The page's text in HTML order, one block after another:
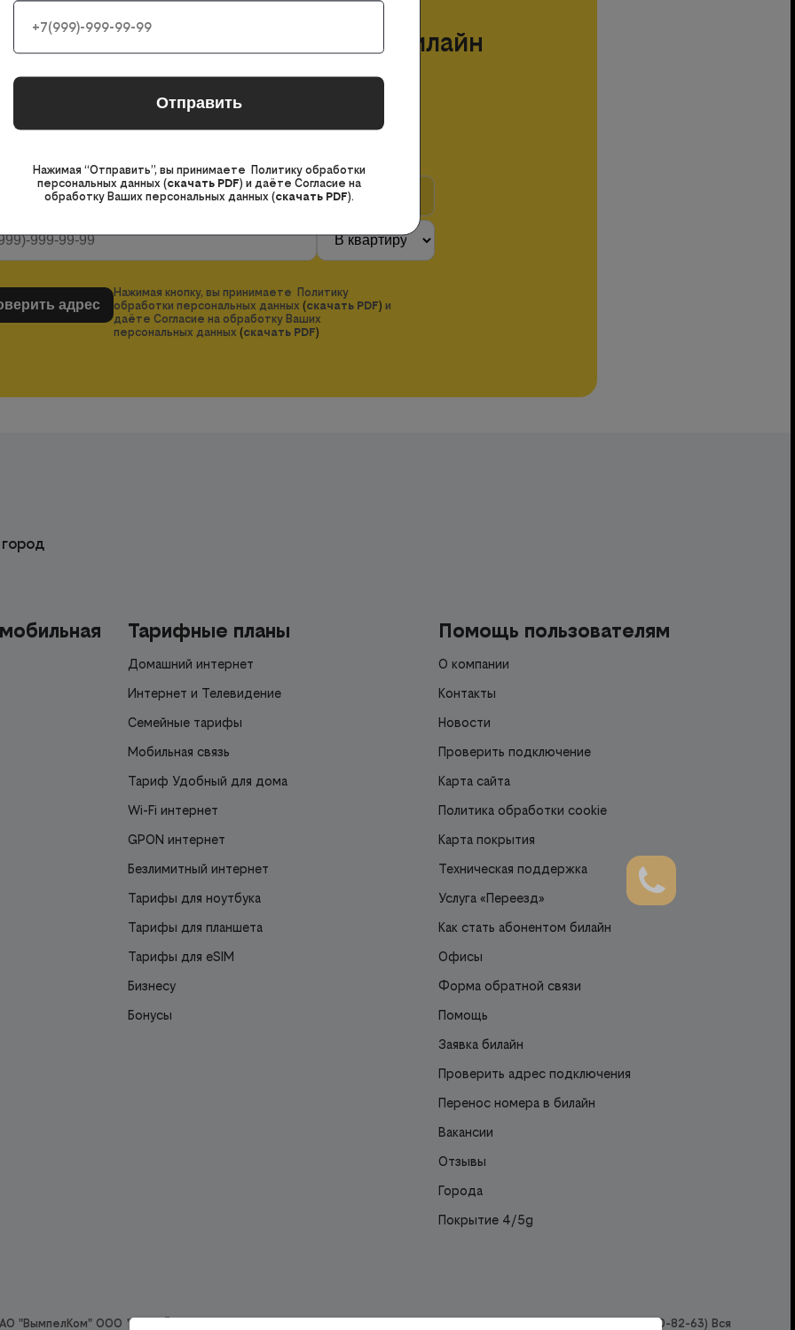
возможность подключения билайн
адресу в России
Нажимая кнопку, вы принимаете Политику
обработки персональных данных (скачать PDF) и
даёте Согласие на обработку Ваших
персональных данных (скачать PDF)
Тарифные планы
Домашний интернет
Интернет и Телевидение
Семейные тарифы
Мобильная связь
Тариф Удобный для дома
Wi-Fi интернет
GPON интернет
Безлимитный интернет
Тарифы для ноутбука
Тарифы для планшета
Тарифы для eSIM
Бизнесу
Бонусы
Помощь пользователям
О компании
Контакты
Новости
Проверить подключение
Карта сайта
Политика обработки cookie
Карта покрытия
Техническая поддержка
Услуга «Переезд»
Как стать абонентом билайн
Офисы
Форма обратной связи
Помощь
Заявка билайн
Проверить адрес подключения
Перенос номера в билайн
Вакансии
Отзывы
Города
Покрытие 4/5g
"ВымпелКом" ООО "ОНЛАЙН СЕРВИСЫ" (ОГРН:1196234008915, e-mail: +7 (800) 200-82-63) Вся
Нажимая “Отправить”, вы принимаете Политику обработки
персональных данных (скачать PDF) и даёте Согласие на
обработку Ваших персональных данных (скачать PDF).